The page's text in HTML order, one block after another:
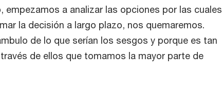
empezamos a analizar las opciones por las cuales
la decisión a largo plazo, nos quemaremos.
de lo que serían los sesgos y porque es tan
de ellos que tomamos la mayor parte de